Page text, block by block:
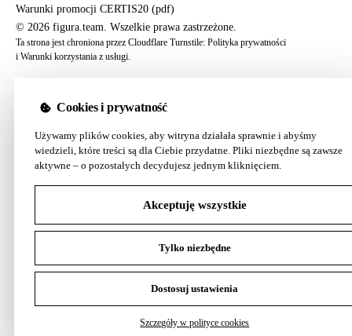
Warunki promocji CERTIS20 (pdf)
© 2026 figura.team. Wszelkie prawa zastrzeżone.
Ta strona jest chroniona przez Cloudflare Turnstile: Polityka prywatności
i Warunki korzystania z usługi.
Cookies i prywatność
Używamy plików cookies, aby witryna działała sprawnie i abyśmy
wiedzieli, które treści są dla Ciebie przydatne. Pliki niezbędne są zawsze
aktywne – o pozostałych decydujesz jednym kliknięciem.
Akceptuję wszystkie
Tylko niezbędne
Dostosuj ustawienia
Szczegóły w polityce cookies